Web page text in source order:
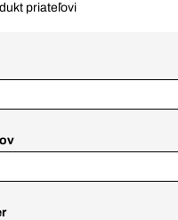
priateľovi